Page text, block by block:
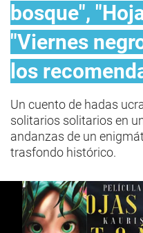
bosque",
"Viernes
los
Un cuento de hadas
solitarios solitarios en
andanzas de un
trasfondo histórico.